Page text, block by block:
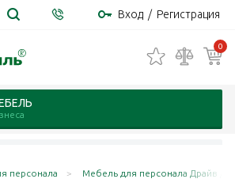
Вход / Регистрация
0
персонала Мебель для персонала Драйв /